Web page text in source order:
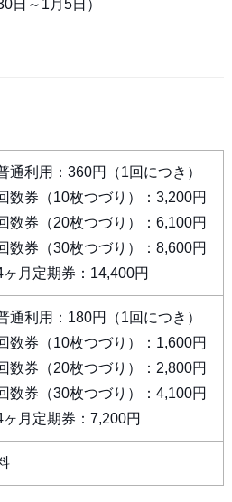
日～1月5日）
通利用：360円（1回につき）
数券（10枚つづり）：3,200円
数券（20枚つづり）：6,100円
数券（30枚つづり）：8,600円
ヶ月定期券：14,400円
通利用：180円（1回につき）
数券（10枚つづり）：1,600円
数券（20枚つづり）：2,800円
数券（30枚つづり）：4,100円
ヶ月定期券：7,200円